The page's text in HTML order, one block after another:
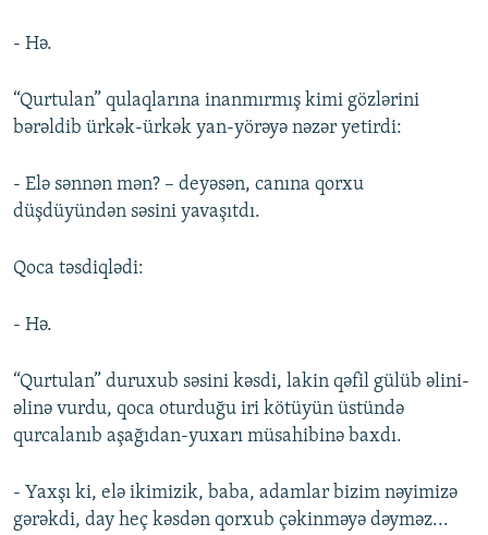
- Hə.
“Qurtulan” qulaqlarına inanmırmış kimi gözlərini
bərəldib ürkək-ürkək yan-yörəyə nəzər yetirdi:
- Elə sənnən mən? – deyəsən, canına qorxu
düşdüyündən səsini yavaşıtdı.
Qoca təsdiqlədi:
- Hə.
“Qurtulan” duruxub səsini kəsdi, lakin qəfil gülüb əlini-
əlinə vurdu, qoca oturduğu iri kötüyün üstündə
qurcalanıb aşağıdan-yuxarı müsahibinə baxdı.
- Yaxşı ki, elə ikimizik, baba, adamlar bizim nəyimizə
gərəkdi, day heç kəsdən qorxub çəkinməyə dəyməz...